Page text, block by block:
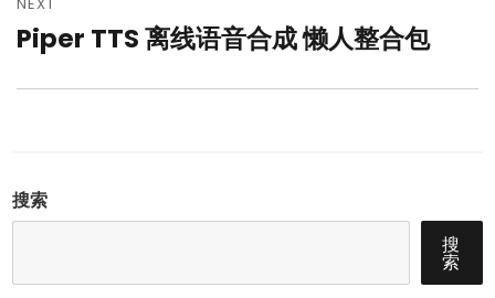
NEXT
Next
Piper TTS 离线语音合成 懒人整合包
搜索
搜
索